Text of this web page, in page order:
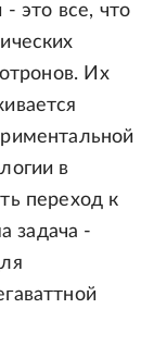
это все, что
Их
в
переход к
задача -